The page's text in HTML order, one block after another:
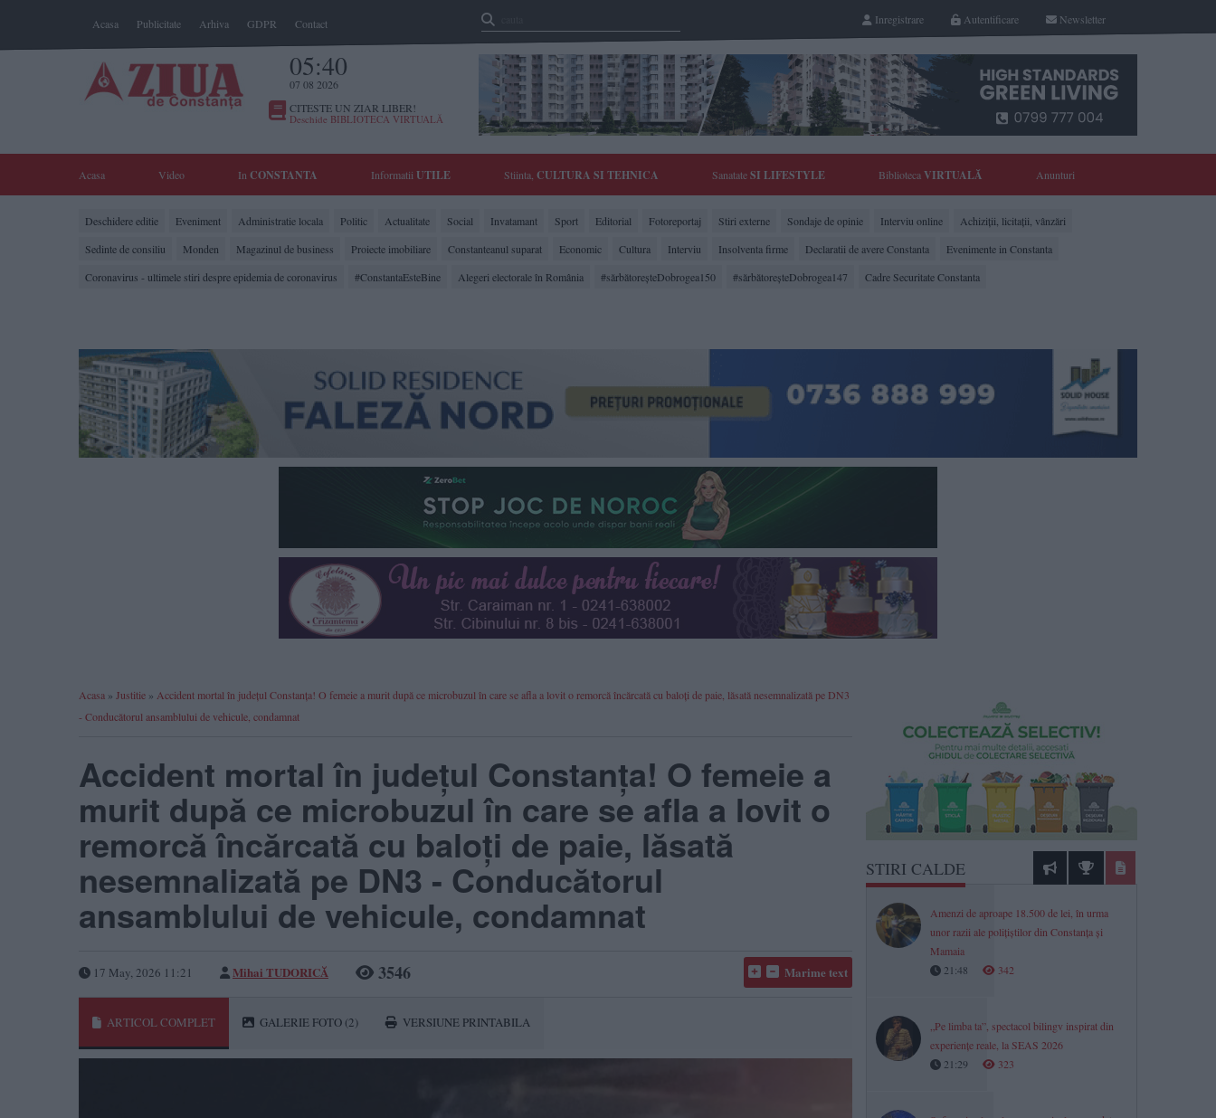
Acasa Publicitate Arhiva GDPR Contact Newsletter
Autentificare
Inregistrare
05:40
07 08 2026
CITESTE UN ZIAR LIBER!
Deschide BIBLIOTECA VIRTUALĂ
Acasa Video In CONSTANTA Informatii UTILE Stiinta, CULTURA SI TEHNICA SanatateSI LIFESTYLE BibliotecaVIRTUALĂ Anunturi
Deschidere editie Eveniment Administratie locala Politic Actualitate Social Invatamant Sport Editorial Fotoreportaj Stiri externe Sondaje de opinie Interviu online
Achiziții, licitații, vânzări
Sedinte de consiliu
Monden Magazinul de business Proiecte imobiliare Constanteanul suparat Economic Cultura Interviu Insolventa firme Declaratii de avere Constanta
Evenimente in Constanta
Coronavirus - ultimele stiri despre epidemia de coronavirus
#ConstantaEsteBine Alegeri electorale în România #sărbătoreşteDobrogea150 #sărbătoreşteDobrogea147 Cadre Securitate Constanta
Acasa » Justitie » Accident mortal în județul Constanța! O femeie a murit după ce microbuzul în care se afla a lovit o remorcă încărcată cu baloți de paie, lăsată nesemnalizată pe DN3
- Conducătorul ansamblului de vehicule, condamnat
Accident mortal în județul Constanța! O femeie a
murit după ce microbuzul în care se afla a lovit o
remorcă încărcată cu baloți de paie, lăsată
nesemnalizată pe DN3 - Conducătorul
ansamblului de vehicule, condamnat
17 May, 2026 11:21 Mihai TUDORICĂ 3546 Marime text
ARTICOL COMPLET GALERIE FOTO (2) VERSIUNE PRINTABILA
STIRI CALDE
Amenzi de aproape 18.500 de lei, în urma
unor razii ale polițiștilor din Constanța și
Mamaia
21:48
342
„Pe limba ta”, spectacol bilingv inspirat din
experiențe reale, la SEAS 2026
21:29
323